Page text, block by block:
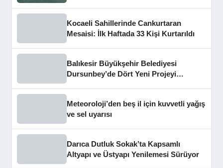
Kocaeli Sahillerinde Cankurtaran
Mesaisi: İlk Haftada 33 Kişi Kurtarıldı
Balıkesir Büyükşehir Belediyesi
Dursunbey’de Dört Yeni Projeyi
Meteoroloji’den beş il için kuvvetli yağış
ve sel uyarısı
Darıca Dutluk Sokak’ta Kapsamlı
Altyapı ve Üstyapı Yenilemesi Sürüyor